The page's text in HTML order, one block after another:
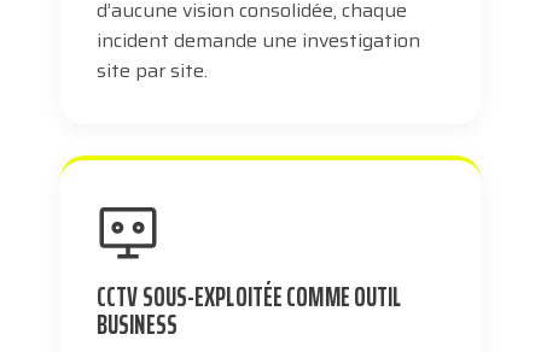
d’aucune vision consolidée, chaque
incident demande une investigation
site par site.
CCTV SOUS-EXPLOITÉE COMME OUTIL
BUSINESS